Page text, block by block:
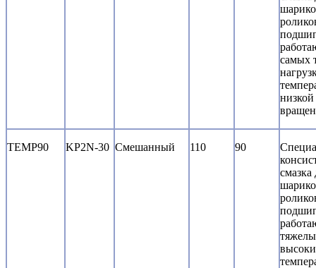
самых
низкой
TEMP90 KP2N-30 Смешанный 110 90
смазка